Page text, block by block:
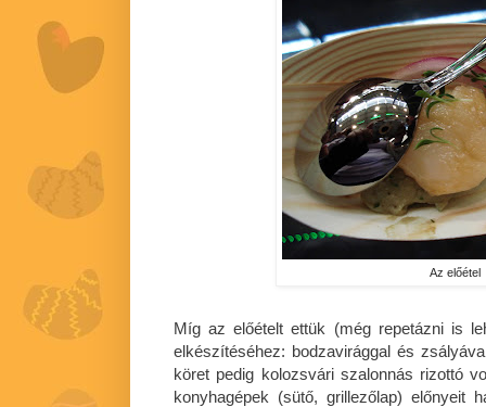
Az előétel
Míg az előételt ettük (még repetázni is
elkészítéséhez: bodzavirággal és
köret pedig kolozsvári szalonnás rizottó
konyhagépek (sütő, grillezőlap) előnyeit